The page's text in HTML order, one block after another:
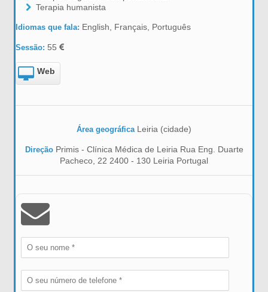
Terapia humanista
Idiomas que fala: English, Français, Português
Sessão: 55
Web
Área geográfica Leiria (cidade)
DireçãoPrimis - Clínica Médica de Leiria Rua Eng. Duarte
Pacheco, 22 2400 - 130 Leiria Portugal